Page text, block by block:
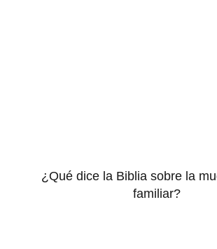
¿Qué dice la Biblia sobre la
familiar?